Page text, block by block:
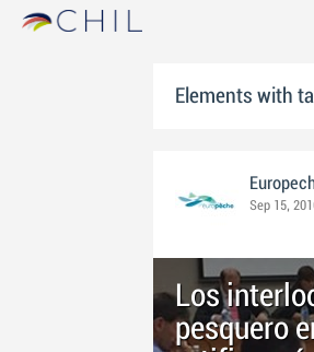
Elements with
Sep 15,
Los
pesquero